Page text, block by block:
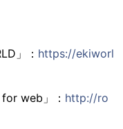
」： https://ekiworl
web」： http://ro